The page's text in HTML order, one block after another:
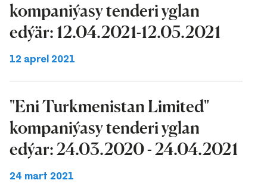
kompaniýasy tenderi yglan
edýär: 12.04.2021-12.05.2021
12 aprel 2021
"Eni Turkmenistan Limited"
kompaniýasy tenderi yglan
edýar: 24.03.2020 - 24.04.2021
24 mart 2021